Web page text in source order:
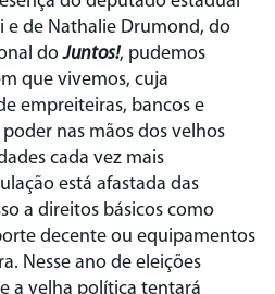
e de Nathalie Drumond, do
doJuntos!, pudemos
que vivemos, cuja
empreiteiras, bancos e
nas mãos dos velhos
cada vez mais
está afastada das
a direitos básicos como
decente ou equipamentos
Nesse ano de eleições
a velha política tentará